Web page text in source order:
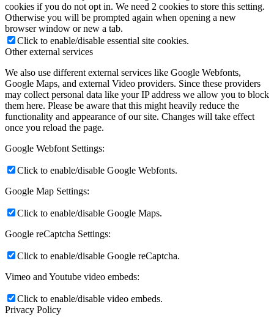
cookies if you do not opt in. We need 2 cookies to store this setting.
Otherwise you will be prompted again when opening a new
browser window or new a tab.
Click to enable/disable essential site cookies.
Other external services
We also use different external services like Google Webfonts,
Google Maps, and external Video providers. Since these providers
may collect personal data like your IP address we allow you to block
them here. Please be aware that this might heavily reduce the
functionality and appearance of our site. Changes will take effect
once you reload the page.
Google Webfont Settings:
Click to enable/disable Google Webfonts.
Google Map Settings:
Click to enable/disable Google Maps.
Google reCaptcha Settings:
Click to enable/disable Google reCaptcha.
Vimeo and Youtube video embeds:
Click to enable/disable video embeds.
Privacy Policy